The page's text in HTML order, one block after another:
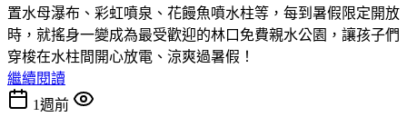
置水母瀑布、彩虹噴泉、花饅魚噴水柱等，每到暑假限定開放
時，就搖身一變成為最受歡迎的林口免費親水公園，讓孩子們
穿梭在水柱間開心放電、涼爽過暑假！
繼續閱讀
1週前